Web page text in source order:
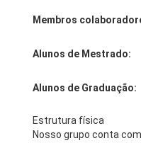
Membros
Alunos de Mestrado:
Alunos de Graduação:
Estrutura física
Nosso grupo conta